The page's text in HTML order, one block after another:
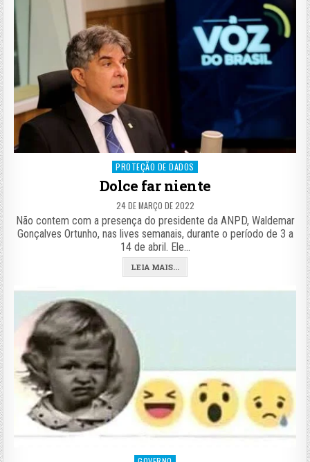
Posted
in
PROTEÇÃO DE DADOS
Dolce far niente
24 DE MARÇO DE 2022
Não contem com a presença do presidente da ANPD, Waldemar
Gonçalves Ortunho, nas lives semanais, durante o período de 3 a
14 de abril. Ele…
LEIA MAIS...